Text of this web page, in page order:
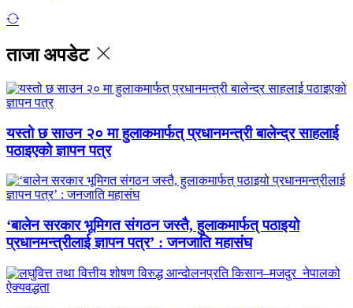
ताजा अपडेट
यस्तो छ साउन २० मा हुलाकमार्फत् प्रधानमन्त्री बालेन्द्र साहलाई
पठाइएको ज्ञापन पत्र
‘बालेन सरकार भूमिगत संगठन जस्तै, हुलाकमार्फत् पठाइयो
प्रधानमन्त्रीलाई ज्ञापन पत्र’ : जनजाति महासंघ